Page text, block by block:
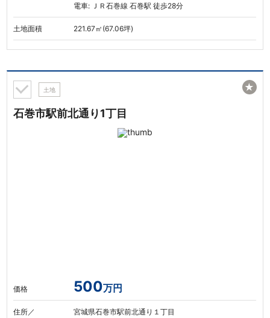
電車: ＪＲ石巻線 石巻駅 徒歩28分
土地面積 221.67㎡(67.06坪)
土地
石巻市駅前北通り1丁目
価格 500万円
住所／
宮城県石巻市駅前北通り１丁目
★